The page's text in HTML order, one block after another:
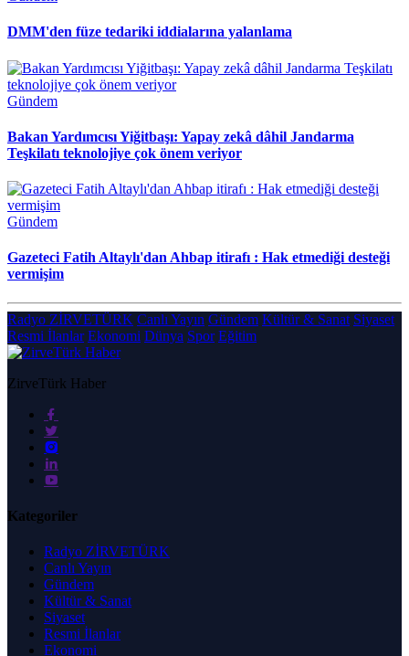
DMM'den füze tedariki iddialarına yalanlama
Gündem
Bakan Yardımcısı Yiğitbaşı: Yapay zekâ dâhil Jandarma
Teşkilatı teknolojiye çok önem veriyor
Gündem
Gazeteci Fatih Altaylı'dan Ahbap itirafı : Hak etmediği desteği
vermişim
Radyo ZİRVETÜRK Canlı Yayın Gündem Kültür & Sanat Siyaset
Resmi İlanlar Ekonomi Dünya Spor Eğitim
ZirveTürk Haber
Kategoriler
Radyo ZİRVETÜRK
Canlı Yayın
Gündem
Kültür & Sanat
Siyaset
Resmi İlanlar
Ekonomi